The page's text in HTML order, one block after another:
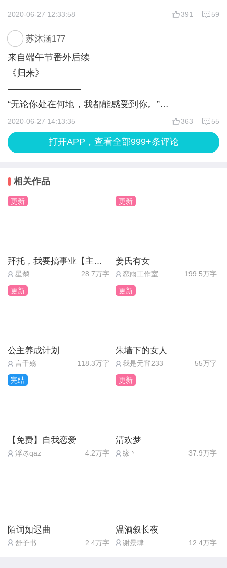
这群人闲得无聊在搞演习→脑残+2
3，回应→安博衍好感+2（收获一段互动剧情）
无视→无变化
4，阻止→脑残+2 受值+2
放任不管→聪慧值+2 攻值+2
骄傲如我，讨好金主是不存在滴→无变化
小爷得矜持矜持→安博衍好感+2（附带一段剧情，在
之后的幻境里出现安博衍，并获得帮助）
右上 右下 左上
8，如上选择了“过去！过去！自送的不要
+2：后面出现银龙相救，灵力值+100 成长值+10
“噗！”一颗小脑袋从香甜可口的红豆粽里探出头来。
“金金金……金主大人？”小白眨巴着水汪汪的大眼
睛，不知所措的看着他
“小白，我这是？”安博衍扒拉开黏黏的糯米，看着眼
前高大上（？）的小白，脸顿时黑了下来。
“咕——”肚子不合时宜的叫了起来，小白挥舞着够不
到自己肚皮的爪爪，眼巴巴的看着香气四溢的红豆粽
“算了，我来喂你吧”安博衍掰下一小块粽子，小心的
放进小白嘴里，望着眼前脸颊微红，摇尾巴摇的十分
——愿君多采撷，此物最相思
“是你？”在八宝粽里的人儿差点吓的跳起来
“哎嘿嘿”小白眉眼弯弯，朝着容乐喻咧起了一个大大
禁锢住，动弹不得
小人儿发现他并没有掉入龙口，反而他周边的粽子被
小白吃的一干二净
59
391
2020-06-27 12:33:58
苏沐涵177
来自端午节番外后续
《归来》
————————
“无论你处在何地，我都能感受到你。”
梦醒了。
安博衍从小舟上醒来，略带茫然的望了望周围。
手指轻抚上自己的唇，喃喃道。
一旁的顾小白看着安博衍，手不禁抚上了安博衍的
脸，却只能无可奈何地看着自己的手穿过安博衍的身
“我多怀念以前叫你金主大人的时候，多怀念那曾经
无忧无虑的生活，可是现在，我做不到了…”
说着说着，顾小白的眼泪又掉下来。
“就这样便好…你带我走吧，还望这一世，他能够安
而这一去，便是这一世的永别。
今天安博衍在路上捡了一只小妖怪。
说是小妖怪，可外形又似婴儿模样，除了长了对蓝色
小妖怪性命。
魏先生看了半天小妖怪，说：“就只是只小妖怪，看
55
363
2020-06-27 14:13:35
打开APP，查看全部999+条评论
相关作品
更新
拜托，我要搞事业【主线免费】
星鹬 28.7万字
更新
姜氏有女
恋雨工作室 199.5万字
更新
公主养成计划
言千殇 118.3万字
更新
朱墙下的女人
我是元宵233 55万字
完结
【免费】自我恋爱
浮尽qaz 4.2万字
更新
清欢梦
缘丶 37.9万字
陌词如迟曲
舒予书 2.4万字
温酒叙长夜
谢景肆 12.4万字